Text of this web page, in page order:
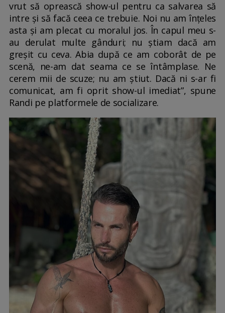
vrut să oprească show-ul pentru ca salvarea să
intre și să facă ceea ce trebuie. Noi nu am înțeles
asta și am plecat cu moralul jos. În capul meu s-
au derulat multe gânduri; nu știam dacă am
greșit cu ceva. Abia după ce am coborât de pe
scenă, ne-am dat seama ce se întâmplase. Ne
cerem mii de scuze; nu am știut. Dacă ni s-ar fi
comunicat, am fi oprit show-ul imediat”, spune
Randi pe platformele de socializare.